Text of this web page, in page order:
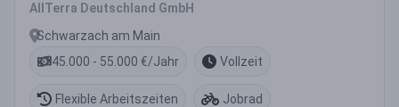
AllTerra Deutschland GmbH
Schwarzach am Main
45.000 - 55.000 €/Jahr
Vollzeit
Flexible Arbeitszeiten Jobrad